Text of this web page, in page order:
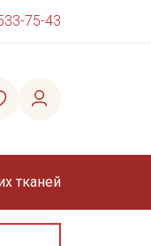
75-43
тканей